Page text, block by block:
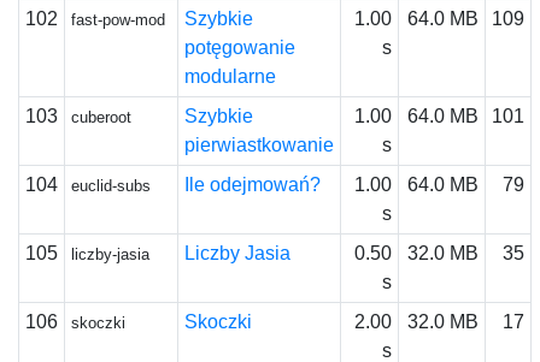
102 fast-pow-mod
Szybkie
potęgowanie
modularne
1.00
s
64.0 MB 109
103 cuberoot
Szybkie
pierwiastkowanie
1.00
s
64.0 MB 101
104 euclid-subs Ile odejmowań?
1.00
s
64.0 MB 79
105 liczby-jasia Liczby Jasia
0.50
s
32.0 MB 35
106 skoczki Skoczki
2.00
s
32.0 MB 17